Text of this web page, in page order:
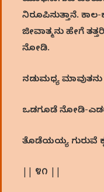
ನಿರೂಪಿಸುತ್ತಾನೆ.
ಜೀವಾತ್ಮನು ಹೇಗೆ
ನೋಡಿ.
ನಡುಮಧ್ಯ
ಒಡಗೂಡೆ ನೋಡಿ-
ತೊಡೆಯಯ್ಯ ಗುರುವೆ
|| ೪೧ ||